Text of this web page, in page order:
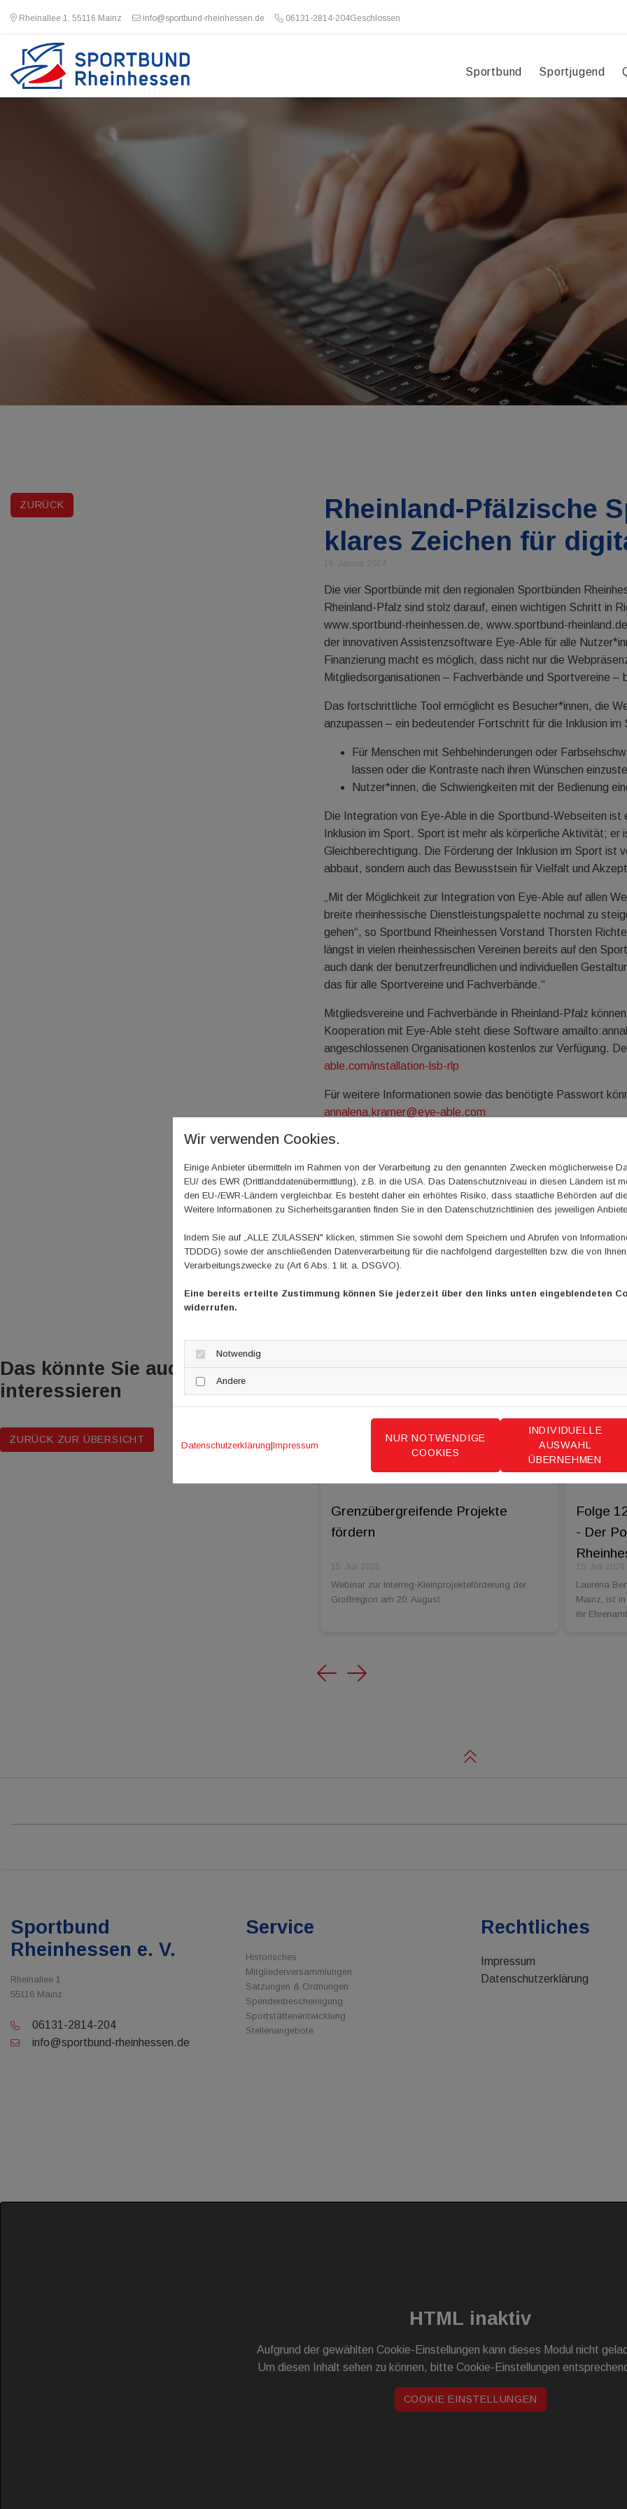
Rheinallee 1, 55116 Mainz info@sportbund-rheinhessen.de 06131-2814-204Geschlossen
Sportbund Sportjugend
ZURÜCK
Rheinland-Pfälzische
klares Zeichen für
Die vier Sportbünde mit den regionalen Sportbünden
Rheinland-Pfalz sind stolz darauf, einen wichtigen Schritt in
www.sportbund-rheinhessen.de, www.sportbund-
der innovativen Assistenzsoftware Eye-Able für alle
Finanzierung macht es möglich, dass nicht nur die
Mitgliedsorganisationen – Fachverbände und Sportvereine –
Das fortschrittliche Tool ermöglicht es Besucher*innen, die
anzupassen – ein bedeutender Fortschritt für die Inklusion im
Für Menschen mit Sehbehinderungen oder
lassen oder die Kontraste nach ihren Wünschen
Nutzer*innen, die Schwierigkeiten mit der Bedienung
Die Integration von Eye-Able in die Sportbund-Webseiten
Inklusion im Sport. Sport ist mehr als körperliche Aktivität;
Gleichberechtigung. Die Förderung der Inklusion im Sport ist
abbaut, sondern auch das Bewusstsein für Vielfalt und
„Mit der Möglichkeit zur Integration von Eye-Able auf allen
breite rheinhessische Dienstleistungspalette nochmal zu
gehen“, so Sportbund Rheinhessen Vorstand Thorsten
längst in vielen rheinhessischen Vereinen bereits auf den
auch dank der benutzerfreundlichen und individuellen
das für alle Sportvereine und Fachverbände.“
Mitgliedsvereine und Fachverbände in Rheinland-Pfalz
Kooperation mit Eye-Able steht diese Software
angeschlossenen Organisationen kostenlos zur Verfügung.
able.com/installation-lsb-rlp
Für weitere Informationen sowie das benötigte Passwort
annalena.kramer@eye-able.com
Die Initiative zur Kooperation mit Eye-Able kam vom
Assistenzsoftware aufmerksam wurde, diese geprüft und
Am 30. Januar findet um 19 Uhr von Eye-Able
Integration des Tools zu unterstützen. Eine Anmeldung ist
Das könnte Sie auch
interessieren
ZURÜCK ZUR ÜBERSICHT
Grenzübergreifende Projekte
fördern
15. Juli 2026
Webinar zur Interreg-Kleinprojekteförderung der
Großregion am 20. August
Folge
- Der
15. Juli 2026
Laurena
Mainz, ist
ihr
Previous
Next
Sportbund
Rheinhessen e. V.
Rheinallee 1
55116 Mainz
06131-2814-204
info@sportbund-rheinhessen.de
Service
Historisches
Mitgliederversammlungen
Satzungen & Ordnungen
Spendenbescheinigung
Sportstättenentwicklung
Stellenangebote
Rechtliches
Impressum
Datenschutzerklärung
HTML inaktiv
Aufgrund der gewählten Cookie-Einstellungen kann dieses Modul nicht
Um diesen Inhalt sehen zu können, bitte Cookie-Einstellungen
COOKIE EINSTELLUNGEN
Wir verwenden Cookies.
Einige Anbieter übermitteln im Rahmen von der Verarbeitung zu den genannten Zwecken möglicherweise
EU/ des EWR (Drittlanddatenübermittlung), z.B. in die USA. Das Datenschutzniveau in diesen Ländern ist
den EU-/EWR-Ländern vergleichbar. Es besteht daher ein erhöhtes Risiko, dass staatliche Behörden auf
Weitere Informationen zu Sicherheitsgarantien finden Sie in den Datenschutzrichtlinien des jeweiligen
Indem Sie auf „ALLE ZULASSEN" klicken, stimmen Sie sowohl dem Speichern und Abrufen von
TDDDG) sowie der anschließenden Datenverarbeitung für die nachfolgend dargestellten bzw. die von
Verarbeitungszwecke zu (Art 6 Abs. 1 lit. a. DSGVO).
Eine bereits erteilte Zustimmung können Sie jederzeit über den links unten eingeblendeten
widerrufen.
Notwendig
Andere
Datenschutzerklärung|Impressum
NUR NOTWENDIGE
COOKIES
INDIVIDUELLE
AUSWAHL
ÜBERNEHMEN